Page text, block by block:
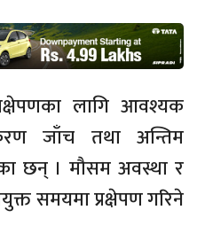
लागि आवश्यक
जाँच तथा अन्तिम
छन् । मौसम अवस्था र
समयमा प्रक्षेपण गरिने